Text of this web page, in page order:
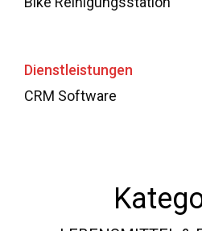
Dienstleistungen
CRM Software